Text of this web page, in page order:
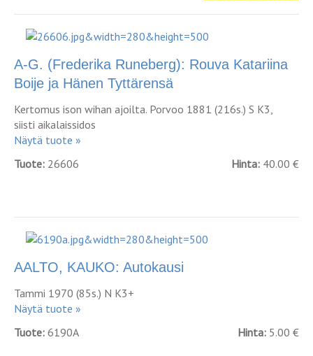
A-G. (Frederika Runeberg): Rouva Katariina
Boije ja Hänen Tyttärensä
Kertomus ison wihan ajoilta. Porvoo 1881 (216s.) S K3,
siisti aikalaissidos
Näytä tuote »
Tuote: 26606 Hinta: 40.00 €
AALTO, KAUKO: Autokausi
Tammi 1970 (85s.) N K3+
Näytä tuote »
Tuote: 6190A Hinta: 5.00 €